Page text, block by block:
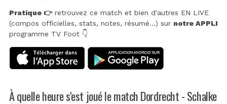
Pratique 👉retrouvez ce match et bien d'autres EN LIVE
(compos officielles, stats, notes, résumé...) sur notre APPLI
programme TV Foot 👇
À quelle heure s'est joué le match Dordrecht - Schalke